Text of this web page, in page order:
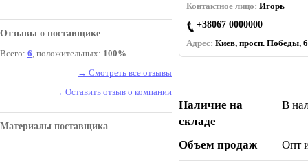
Отзывы о поставщике
Всего: 6, положительных: 100%
→ Смотреть все отзывы
→ Оставить отзыв о компании
Материалы поставщика
Контактное лицо: Игорь
+38067 0000000
Адрес: Киев, просп. Победы,
Наличие на
складе
В
Объем продаж Опт